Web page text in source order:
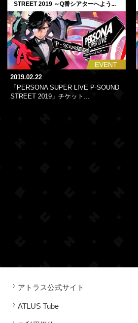
STREET 2019 ～Q番シアターへよう...
EVENT
2019.02.22
「PERSONA SUPER LIVE P-SOUND
STREET 2019」チケット...
アトラス公式サイト
ATLUS Tube